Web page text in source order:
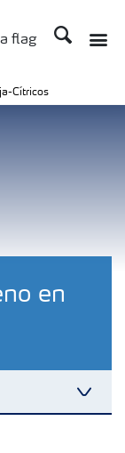
Buscar
en
Cítricos